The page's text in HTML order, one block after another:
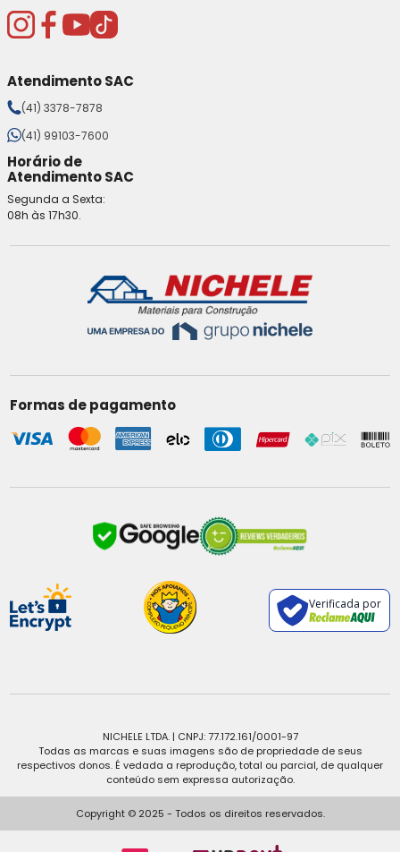
Atendimento SAC
(41) 3378-7878
(41) 99103-7600
Horário de
Atendimento SAC
Segunda a Sexta:
08h às 17h30.
Formas de pagamento
Verificada por
NICHELE LTDA. | CNPJ: 77.172.161/0001-97
Todas as marcas e suas imagens são de propriedade de seus
respectivos donos. É vedada a reprodução, total ou parcial, de qualquer
conteúdo sem expressa autorização.
Copyright © 2025 - Todos os direitos reservados.